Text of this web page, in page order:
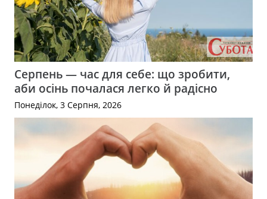
Серпень — час для себе: що зробити,
аби осінь почалася легко й радісно
Понеділок, 3 Серпня, 2026